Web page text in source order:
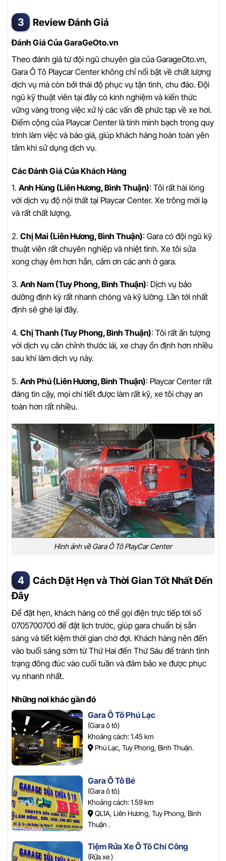
Review Đánh Giá
Đánh Giá Của GaraGeOto.vn
Theo đánh giá từ đội ngũ chuyên gia của GarageOto.vn,
Gara Ô Tô Playcar Center không chỉ nổi bật về chất lượng
dịch vụ mà còn bởi thái độ phục vụ tận tình, chu đáo. Đội
ngũ kỹ thuật viên tại đây có kinh nghiệm và kiến thức
vững vàng trong việc xử lý các vấn đề phức tạp về xe hơi.
Điểm cộng của Playcar Center là tính minh bạch trong quy
trình làm việc và báo giá, giúp khách hàng hoàn toàn yên
tâm khi sử dụng dịch vụ.
Các Đánh Giá Của Khách Hàng
1. Anh Hùng (Liên Hương, Bình Thuận): Tôi rất hài lòng
với dịch vụ độ nội thất tại Playcar Center. Xe trông mới lạ
và rất chất lượng.
2. Chị Mai (Liên Hương, Bình Thuận): Gara có đội ngũ kỹ
thuật viên rất chuyên nghiệp và nhiệt tình. Xe tôi sửa
xong chạy êm hơn hẳn, cảm ơn các anh ở gara.
3. Anh Nam (Tuy Phong, Bình Thuận): Dịch vụ bảo
dưỡng định kỳ rất nhanh chóng và kỹ lưỡng. Lần tới nhất
định sẽ ghé lại đây.
4. Chị Thanh (Tuy Phong, Bình Thuận): Tôi rất ấn tượng
với dịch vụ cân chỉnh thước lái, xe chạy ổn định hơn nhiều
sau khi làm dịch vụ này.
5. Anh Phú (Liên Hương, Bình Thuận): Playcar Center rất
đáng tin cậy, mọi chi tiết được làm rất kỹ, xe tôi chạy an
toàn hơn rất nhiều.
Hình ảnh về Gara Ô Tô PlayCar Center
Cách Đặt Hẹn và Thời Gian Tốt Nhất Đến
Đây
Để đặt hẹn, khách hàng có thể gọi điện trực tiếp tới số
0705700700 để đặt lịch trước, giúp gara chuẩn bị sẵn
sàng và tiết kiệm thời gian chờ đợi. Khách hàng nên đến
vào buổi sáng sớm từ Thứ Hai đến Thứ Sáu để tránh tình
trạng đông đúc vào cuối tuần và đảm bảo xe được phục
vụ nhanh nhất.
Những nơi khác gần đó
Gara Ô Tô Phú Lạc
(Gara ô tô)
Khoảng cách: 1.45 km
Phú Lạc, Tuy Phong, Bình Thuận.
Gara Ô Tô Bé
(Gara ô tô)
Khoảng cách: 1.59 km
QL1A, Liên Hương, Tuy Phong, Bình
Thuận .
Tiệm Rửa Xe Ô Tô Chí Công
(Rửa xe )